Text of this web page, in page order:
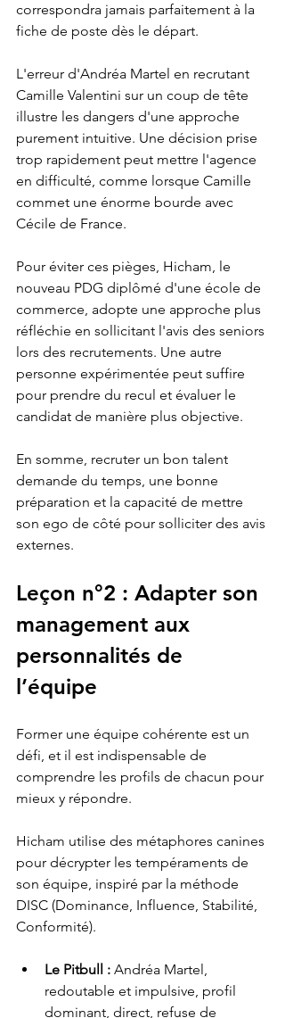
correspondra jamais parfaitement à la
fiche de poste dès le départ.
L'erreur d'Andréa Martel en recrutant
Camille Valentini sur un coup de tête
illustre les dangers d'une approche
purement intuitive. Une décision prise
trop rapidement peut mettre l'agence
en difficulté, comme lorsque Camille
commet une énorme bourde avec
Cécile de France.
Pour éviter ces pièges, Hicham, le
nouveau PDG diplômé d'une école de
commerce, adopte une approche plus
réfléchie en sollicitant l'avis des seniors
lors des recrutements. Une autre
personne expérimentée peut suffire
pour prendre du recul et évaluer le
candidat de manière plus objective.
En somme, recruter un bon talent
demande du temps, une bonne
préparation et la capacité de mettre
son ego de côté pour solliciter des avis
externes.
Leçon n°2 : Adapter son
management aux
personnalités de
l’équipe
Former une équipe cohérente est un
défi, et il est indispensable de
comprendre les profils de chacun pour
mieux y répondre.
Hicham utilise des métaphores canines
pour décrypter les tempéraments de
son équipe, inspiré par la méthode
DISC (Dominance, Influence, Stabilité,
Conformité).
Le Pitbull : Andréa Martel,
redoutable et impulsive, profil
dominant, direct, refuse de